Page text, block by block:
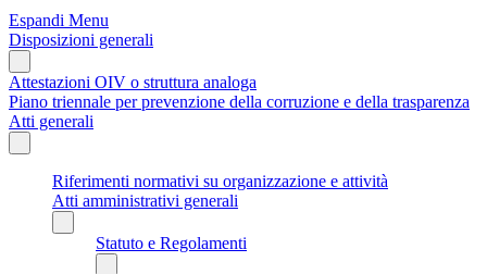
Espandi Menu
Disposizioni generali
Attestazioni OIV o struttura analoga
Piano triennale per prevenzione della corruzione e della trasparenza
Atti generali
Riferimenti normativi su organizzazione e attività
Atti amministrativi generali
Statuto e Regolamenti